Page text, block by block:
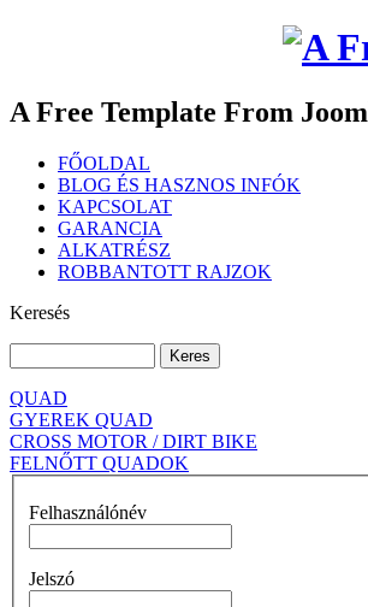
A Free Template From
FŐOLDAL
BLOG ÉS HASZNOS INFÓK
KAPCSOLAT
GARANCIA
ALKATRÉSZ
ROBBANTOTT RAJZOK
Keresés
QUAD
GYEREK QUAD
CROSS MOTOR / DIRT BIKE
FELNŐTT QUADOK
Felhasználónév
Jelszó